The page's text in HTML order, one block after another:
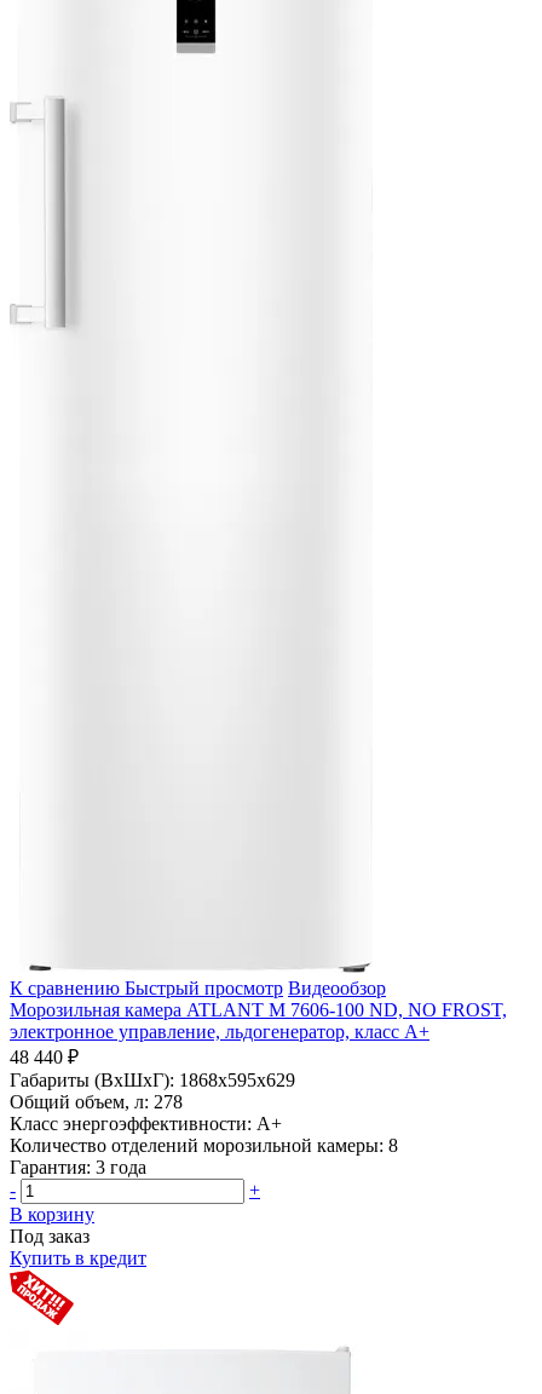
К сравнению Быстрый просмотр Видеообзор
Морозильная камера ATLANT М 7606-100 ND, NO FROST,
электронное управление, льдогенератор, класс A+
48 440 ₽
Габариты (ВхШхГ): 1868x595x629
Общий объем, л: 278
Класс энергоэффективности: A+
Количество отделений морозильной камеры: 8
Гарантия: 3 года
-
+
В корзину
Под заказ
Купить в кредит